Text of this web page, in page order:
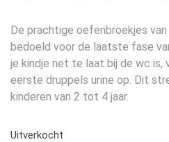
De prachtige oefenbroekjes
bedoeld voor de laatste fase
je kindje net te laat bij de wc
eerste druppels urine op. Dit
kinderen van 2 tot 4 jaar.
Uitverkocht